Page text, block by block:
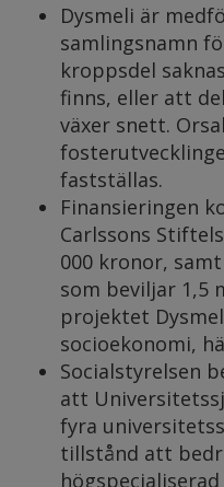
Dysmeli är
samlingsnamn
kroppsdel
finns, eller att
växer snett.
fastställas.
Finansieringen
Carlssons
000 kronor,
som beviljar 1,5
projektet
socioekonomi,
Socialstyrelsen
att
fyra
tillstånd att